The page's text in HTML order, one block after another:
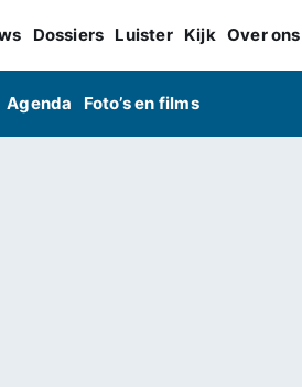
Dossiers Luister Kijk Over ons
Agenda Foto’s en films